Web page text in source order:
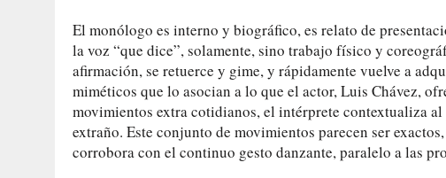
El monólogo es interno y biográfico, es relato de
la voz “que dice”, solamente, sino trabajo físico y
afirmación, se retuerce y gime, y rápidamente vuelve a
miméticos que lo asocian a lo que el actor, Luis Chávez,
movimientos extra cotidianos, el intérprete contextualiza al
extraño. Este conjunto de movimientos parecen ser
corrobora con el continuo gesto danzante, paralelo a las